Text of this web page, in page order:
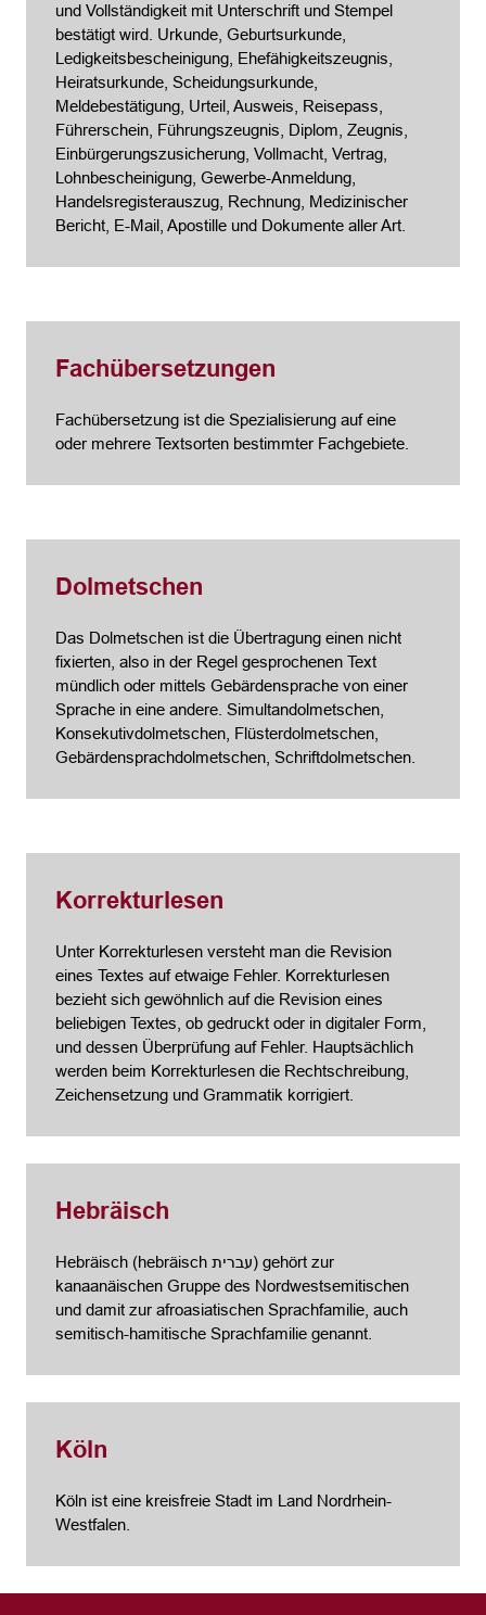
und Vollständigkeit mit Unterschrift und Stempel
bestätigt wird. Urkunde, Geburtsurkunde,
Ledigkeitsbescheinigung, Ehefähigkeitszeugnis,
Heiratsurkunde, Scheidungsurkunde,
Meldebestätigung, Urteil, Ausweis, Reisepass,
Führerschein, Führungszeugnis, Diplom, Zeugnis,
Einbürgerungszusicherung, Vollmacht, Vertrag,
Lohnbescheinigung, Gewerbe-Anmeldung,
Handelsregisterauszug, Rechnung, Medizinischer
Bericht, E-Mail, Apostille und Dokumente aller Art.
Fachübersetzungen
Fachübersetzung ist die Spezialisierung auf eine
oder mehrere Textsorten bestimmter Fachgebiete.
Dolmetschen
Das Dolmetschen ist die Übertragung einen nicht
fixierten, also in der Regel gesprochenen Text
mündlich oder mittels Gebärdensprache von einer
Sprache in eine andere. Simultandolmetschen,
Konsekutivdolmetschen, Flüsterdolmetschen,
Gebärdensprachdolmetschen, Schriftdolmetschen.
Korrekturlesen
Unter Korrekturlesen versteht man die Revision
eines Textes auf etwaige Fehler. Korrekturlesen
bezieht sich gewöhnlich auf die Revision eines
beliebigen Textes, ob gedruckt oder in digitaler Form,
und dessen Überprüfung auf Fehler. Hauptsächlich
werden beim Korrekturlesen die Rechtschreibung,
Zeichensetzung und Grammatik korrigiert.
Hebräisch
Hebräisch (hebräisch עברית) gehört zur
kanaanäischen Gruppe des Nordwestsemitischen
und damit zur afroasiatischen Sprachfamilie, auch
semitisch-hamitische Sprachfamilie genannt.
Köln
Köln ist eine kreisfreie Stadt im Land Nordrhein-
Westfalen.